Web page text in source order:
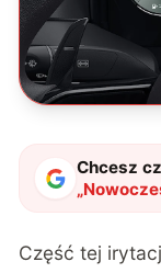
Chcesz
„
pigułce.
Część tej